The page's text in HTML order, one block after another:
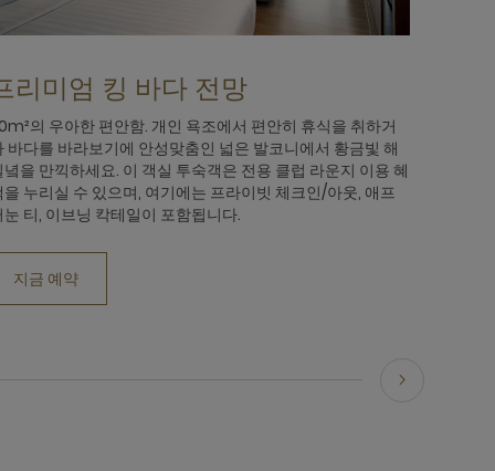
리미엄 킹 바다 전망
의 우아한 편안함. 개인 욕조에서 편안히 휴식을 취하거
바다를 바라보기에 안성맞춤인 넓은 발코니에서 황금빛 해
녘을 만끽하세요. 이 객실 투숙객은 전용 클럽 라운지 이용 혜
을 누리실 수 있으며, 여기에는 프라이빗 체크인/아웃, 애프
눈 티, 이브닝 칵테일이 포함됩니다.
지금 예약